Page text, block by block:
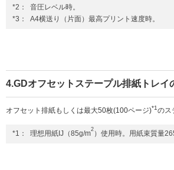
*2：
音圧レベル時。
*3：
A4横送り（片面）最高プリント速度時。
4.GDオフセットステープル排紙トレイ
オフセット排紙もしくは最大50枚(100ページ)*1のス
*1： 理想用紙IJ（85g/m2 ）使用時。用紙束質量